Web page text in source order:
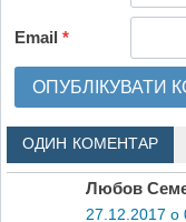
Email*
ОДИН КОМЕНТАР
Любов
27.12.2017 о